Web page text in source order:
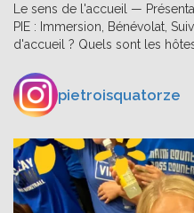
Le sens de l'accueil —
PIE : Immersion, Bénévolat,
d'accueil ? Quels sont les
pietroisquatorze